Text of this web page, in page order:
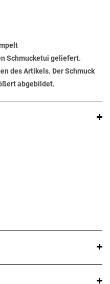
Schmucketui geliefert.
des Artikels. Der Schmuck
abgebildet.